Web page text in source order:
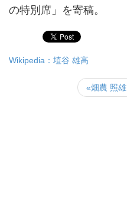
の特別席」を寄稿。
Wikipedia：埴谷 雄高
«畑農 照雄